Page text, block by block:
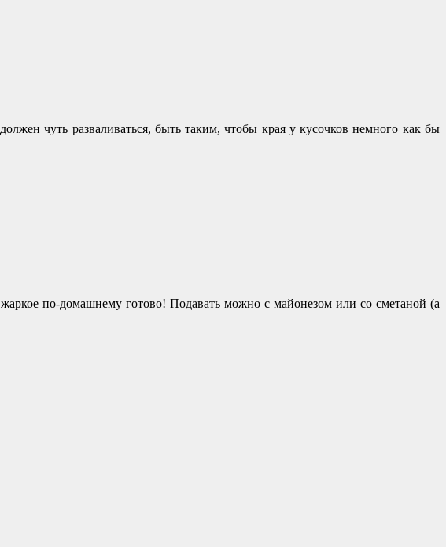
чуть разваливаться, быть таким, чтобы края у кусочков немного как бы
по-домашнему готово! Подавать можно с майонезом или со сметаной (а